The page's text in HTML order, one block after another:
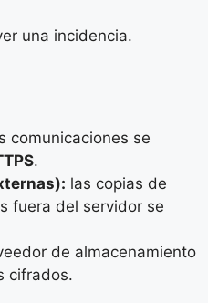
una incidencia.
comunicaciones se
.
las copias de
fuera del servidor se
de almacenamiento
cifrados.